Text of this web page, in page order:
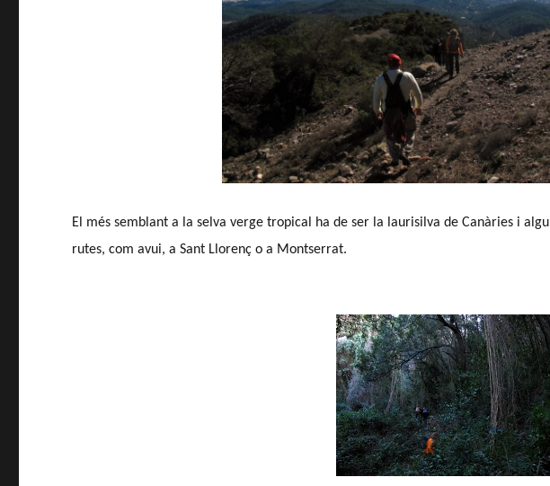
El més semblant a la selva verge tropical ha de ser la laurisilva de Canàries i
rutes, com avui, a Sant Llorenç o a Montserrat.